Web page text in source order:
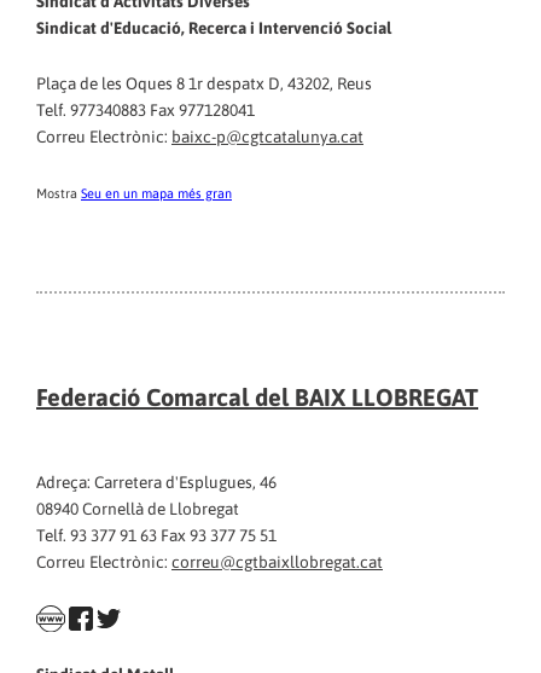
Sindicat d'Educació, Recerca i Intervenció Social
Plaça de les Oques 8 1r despatx D, 43202, Reus
Telf. 977340883 Fax 977128041
Correu Electrònic: baixc-p@cgtcatalunya.cat
Mostra Seu en un mapa més gran
Federació Comarcal del BAIX LLOBREGAT
Adreça: Carretera d'Esplugues, 46
08940 Cornellà de Llobregat
Telf. 93 377 91 63 Fax 93 377 75 51
Correu Electrònic: correu@cgtbaixllobregat.cat